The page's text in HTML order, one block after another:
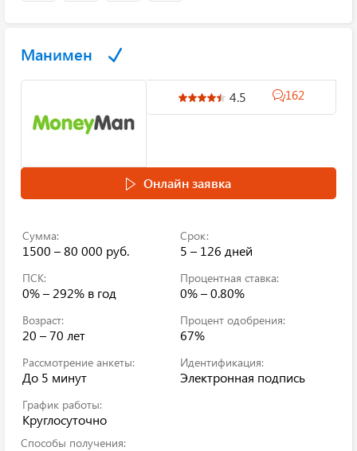
Манимен
4.5 162
Онлайн заявка
Сумма:
1500 – 80 000 руб.
Срок:
5 – 126 дней
ПСК:
0% – 292% в год
Процентная ставка:
0% – 0.80%
Возраст:
20 – 70 лет
Процент одобрения:
67%
Рассмотрение анкеты:
До 5 минут
Идентификация:
Электронная подпись
График работы:
Круглосуточно
Способы получения: